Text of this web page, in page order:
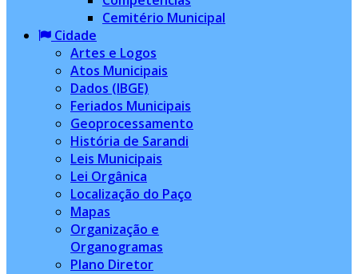
Cemitério Municipal
Cidade
Artes e Logos
Atos Municipais
Dados (IBGE)
Feriados Municipais
Geoprocessamento
História de Sarandi
Leis Municipais
Lei Orgânica
Localização do Paço
Mapas
Organização e
Organogramas
Plano Diretor